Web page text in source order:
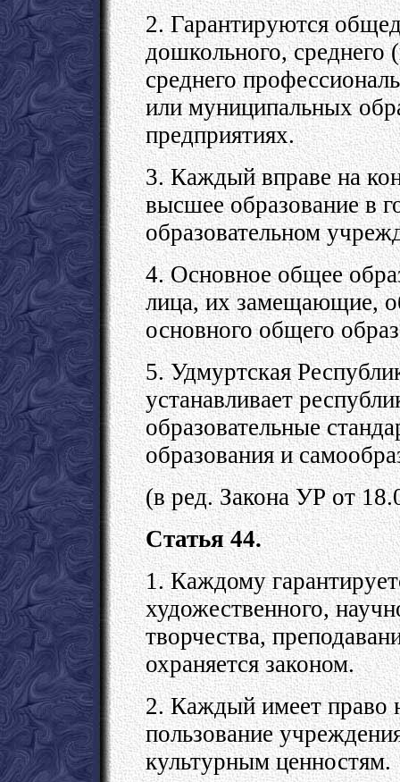
2. Гарантируются
дошкольного, среднего
среднего
или муниципальных
предприятиях.
3. Каждый вправе на
высшее образование в
образовательном
4. Основное общее
лица, их замещающие,
основного общего
5. Удмуртская
устанавливает
образовательные
образования и
(в ред. Закона УР от
Статья 44.
1. Каждому
художественного,
творчества,
охраняется законом.
2. Каждый имеет право
пользование
культурным ценностям.